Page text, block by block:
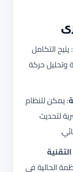
: يتيح التكامل
وتحليل حركة
: يمكن للنظام
لتحديث
الحالية في